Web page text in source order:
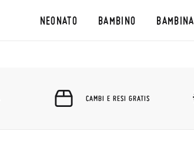
NEONATO BAMBINO BAMBINA
CAMBI E RESI GRATIS